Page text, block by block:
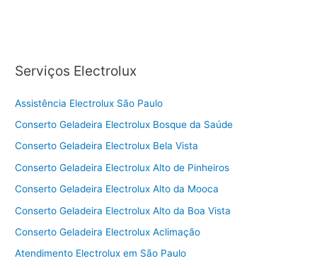
Serviços Electrolux
Assistência Electrolux São Paulo
Conserto Geladeira Electrolux Bosque da Saúde
Conserto Geladeira Electrolux Bela Vista
Conserto Geladeira Electrolux Alto de Pinheiros
Conserto Geladeira Electrolux Alto da Mooca
Conserto Geladeira Electrolux Alto da Boa Vista
Conserto Geladeira Electrolux Aclimação
Atendimento Electrolux em São Paulo